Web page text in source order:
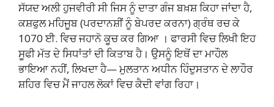
ਸੱਯਦ ਅਲੀ ਹੁਜਵੀਰੀ ਸੀ ਜਿਸ ਨੂੰ ਦਾਤਾ ਗੰਜ ਬਖ਼ਸ਼ ਕਿਹਾ ਜਾਂਦਾ ਹੈ,
ਕਸ਼ਫੁਲ ਮਹਿਜੂਬ (ਪਰਦਾਨਸ਼ੀਂ ਨੂੰ ਬੇਪਰਦ ਕਰਨਾ) ਗ੍ਰੰਥ ਰਚ ਕੇ
1070 ਈ. ਵਿਚ ਜਹਾਨੋ ਕੂਚ ਕਰ ਗਿਆ । ਫਾਰਸੀ ਵਿਚ ਲਿਖੀ ਇਹ
ਸੂਫੀ ਮੱਤ ਦੇ ਸਿਧਾਂਤਾਂ ਦੀ ਕਿਤਾਬ ਹੈ। ਉਸਨੂੰ ਇਥੋਂ ਦਾ ਮਾਹੌਲ
ਭਾਇਆ ਨਹੀਂ, ਲਿਖਦਾ ਹੈ— ਮੁਲਤਾਨ ਅਧੀਨ ਹਿੰਦੁਸਤਾਨ ਦੇ ਲਾਹੌਰ
ਸ਼ਹਿਰ ਵਿਚ ਮੈਂ ਜਾਹਲ ਲੋਕਾਂ ਵਿਚ ਕੈਦੀ ਵਾਂਗ ਰਿਹਾ।